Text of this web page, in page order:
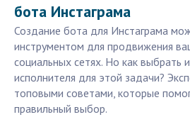
бота Инстаграма
Создание бота для Инстаграма
инструментом для продвижения
социальных сетях. Но как выбрать
исполнителя для этой задачи?
топовыми советами, которые
правильный выбор.